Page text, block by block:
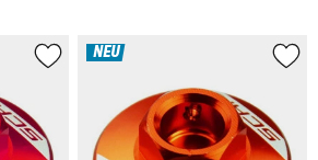
NEU